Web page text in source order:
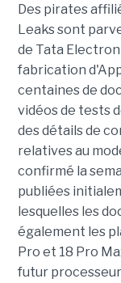
Des pirates
Leaks sont
de Tata
fabrication
centaines de
vidéos de tests
des détails de
relatives au
confirmé la
publiées
lesquelles les
également les
Pro et 18 Pro
futur